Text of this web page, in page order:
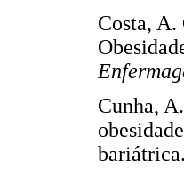
Costa,
Cunha,
bariátrica.